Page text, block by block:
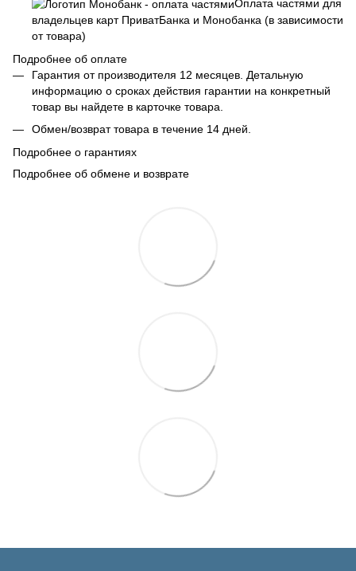
Оплата частями для
владельцев карт ПриватБанка и Монобанка (в зависимости
от товара)
Подробнее об оплате
Гарантия от производителя 12 месяцев. Детальную
информацию о сроках действия гарантии на конкретный
товар вы найдете в карточке товара.
Обмен/возврат товара в течение 14 дней.
Подробнее о гарантиях
Подробнее об обмене и возврате